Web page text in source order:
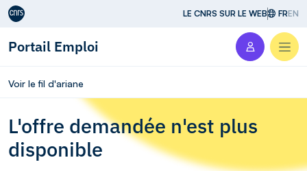
Aller au contenu LE CNRS SUR LE WEB FREN
Portail Emploi
Voir le fil d'ariane
L'offre demandée n'est plus
disponible